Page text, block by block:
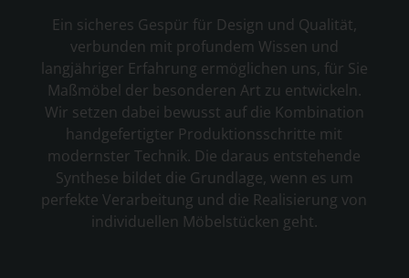
Ein sicheres Gespür für Design und Qualität,
verbunden mit profundem Wissen und
langjähriger Erfahrung ermöglichen uns, für Sie
Maßmöbel der besonderen Art zu entwickeln.
Wir setzen dabei bewusst auf die Kombination
handgefertigter Produktionsschritte mit
modernster Technik. Die daraus entstehende
Synthese bildet die Grundlage, wenn es um
perfekte Verarbeitung und die Realisierung von
individuellen Möbelstücken geht.